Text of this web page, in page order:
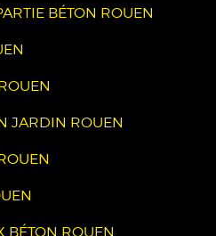
BÉTON ROUEN
JARDIN ROUEN
BÉTON ROUEN